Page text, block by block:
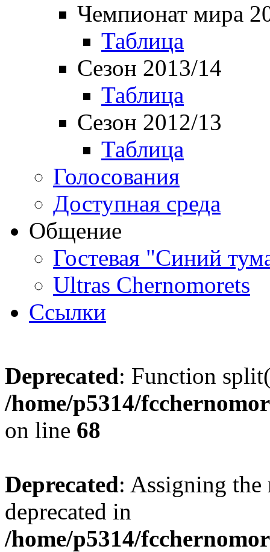
Чемпионат мира
Таблица
Сезон 2013/14
Таблица
Сезон 2012/13
Таблица
Голосования
Доступная среда
Общение
Гостевая "Синий
Ultras Chernomorets
Ссылки
Deprecated: Function
/home/p5314/
on line 68
Deprecated: Assigning the
deprecated in
/home/p5314/